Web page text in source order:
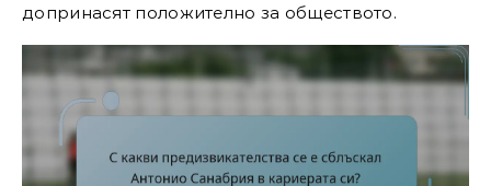
допринасят положително за обществото.